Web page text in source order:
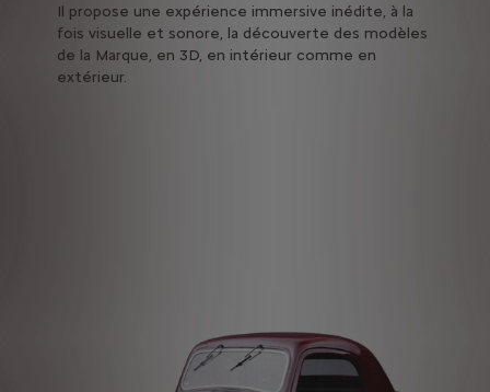
Il propose une expérience immersive inédite, à la
fois visuelle et sonore, la découverte des modèles
de la Marque, en 3D, en intérieur comme en
extérieur.